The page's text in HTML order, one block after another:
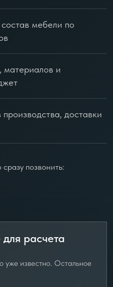
мебели по
материалов и
доставки
позвонить:
расчета
уже известно. Остальное